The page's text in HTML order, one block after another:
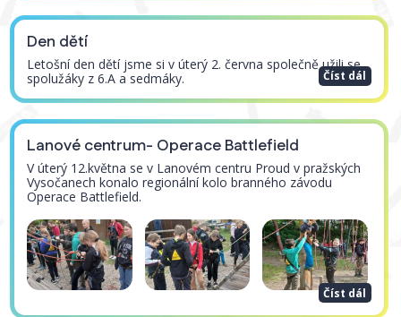
Den dětí
Letošní den dětí jsme si v úterý 2. června společně užili se
spolužáky z 6.A a sedmáky.
Číst dál
Lanové centrum- Operace Battlefield
V úterý 12.května se v Lanovém centru Proud v pražských
Vysočanech konalo regionální kolo branného závodu
Operace Battlefield.
Číst dál